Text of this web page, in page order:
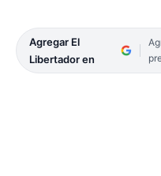
Agregar El
Libertador en